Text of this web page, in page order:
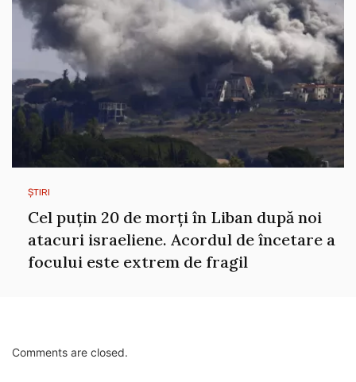
ȘTIRI
Cel puțin 20 de morți în Liban după noi
atacuri israeliene. Acordul de încetare a
focului este extrem de fragil
Comments are closed.